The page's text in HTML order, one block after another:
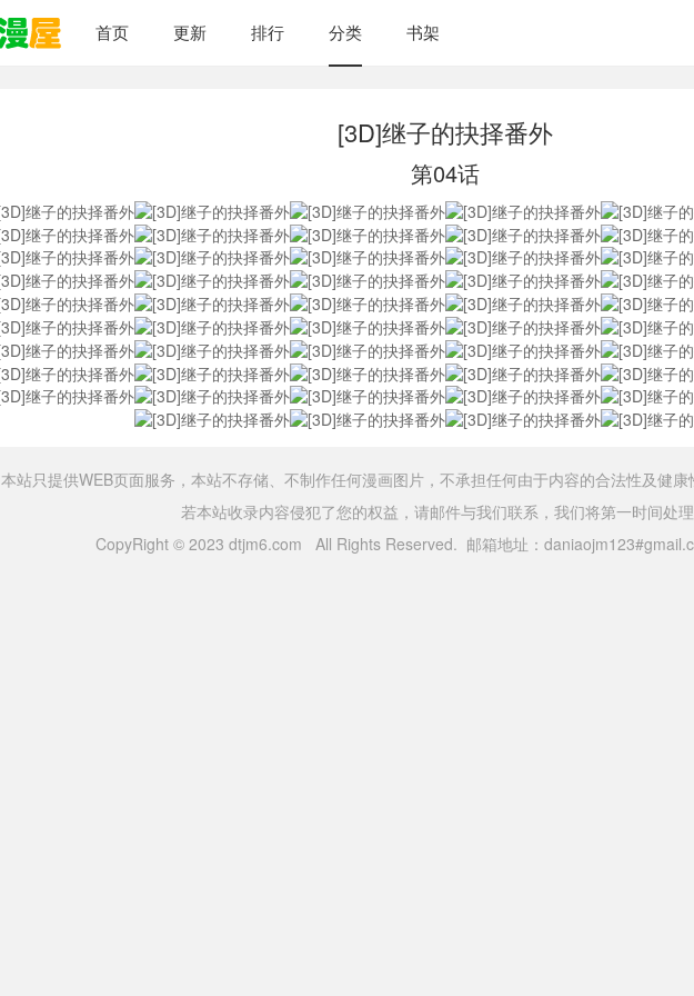
首页 更新 排行 分类 书架
[3D]继子的抉择番外
第04话
本站只提供WEB页面服务，本站不存储、不制作任何漫画图片，不承担任何由于内容的合法性及健康
若本站收录内容侵犯了您的权益，请邮件与我们联系，我们将第一时间处理
CopyRight © 2023 dtjm6.com All Rights Reserved. 邮箱地址：